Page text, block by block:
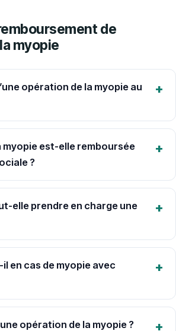
de
myopie
opération de la myopie au
myopie est-elle remboursée
?
elle prendre en charge une
en cas de myopie avec
opération de la myopie ?